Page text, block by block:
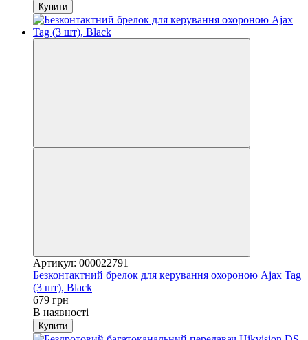
Купити
Артикул: 000022791
Безконтактний брелок для керування охороною Ajax Tag
(3 шт), Black
679 грн
В наявності
Купити